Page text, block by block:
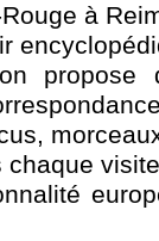
à
chaque